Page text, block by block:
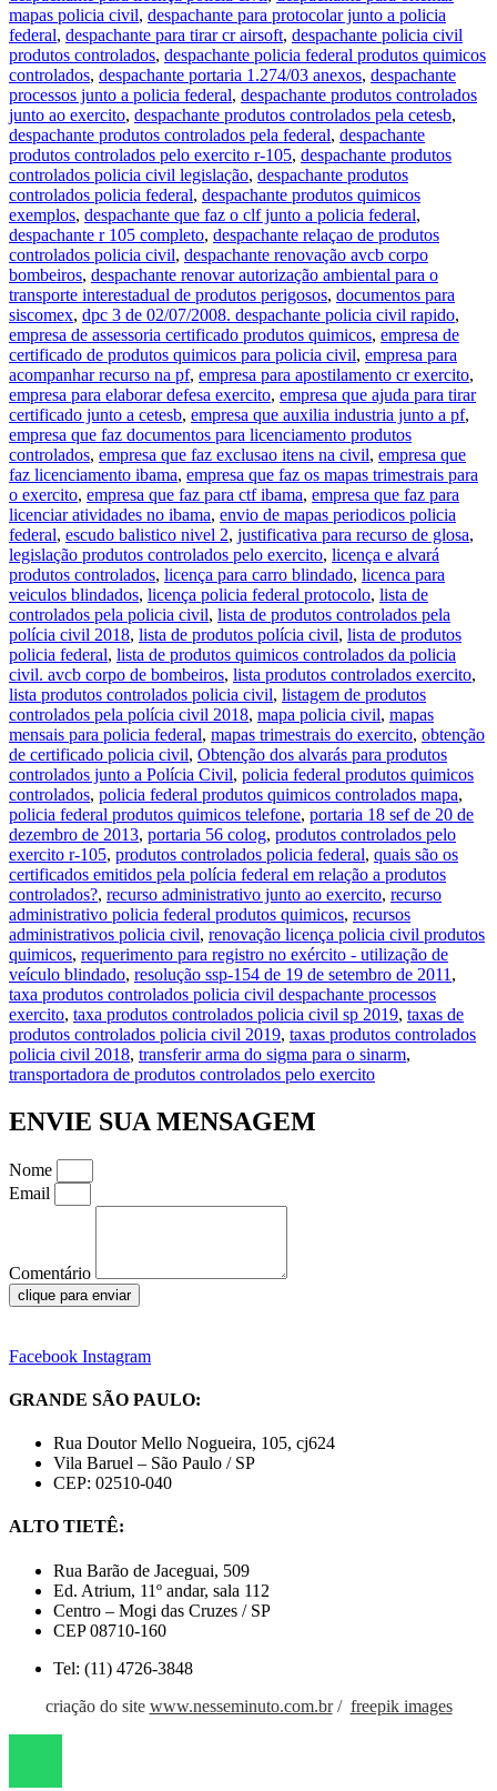
mapas policia civil, despachante para protocolar junto a policia
federal, despachante para tirar cr airsoft, despachante policia civil
produtos controlados, despachante policia federal produtos quimicos
controlados, despachante portaria 1.274/03 anexos, despachante
processos junto a policia federal, despachante produtos controlados
junto ao exercito, despachante produtos controlados pela cetesb,
despachante produtos controlados pela federal, despachante
produtos controlados pelo exercito r-105, despachante produtos
controlados policia civil legislação, despachante produtos
controlados policia federal, despachante produtos quimicos
exemplos, despachante que faz o clf junto a policia federal,
despachante r 105 completo, despachante relaçao de produtos
controlados policia civil, despachante renovação avcb corpo
bombeiros, despachante renovar autorização ambiental para o
transporte interestadual de produtos perigosos, documentos para
siscomex, dpc 3 de 02/07/2008. despachante policia civil rapido,
empresa de assessoria certificado produtos quimicos, empresa de
certificado de produtos quimicos para policia civil, empresa para
acompanhar recurso na pf, empresa para apostilamento cr exercito,
empresa para elaborar defesa exercito, empresa que ajuda para tirar
certificado junto a cetesb, empresa que auxilia industria junto a pf,
empresa que faz documentos para licenciamento produtos
controlados, empresa que faz exclusao itens na civil, empresa que
faz licenciamento ibama, empresa que faz os mapas trimestrais para
o exercito, empresa que faz para ctf ibama, empresa que faz para
licenciar atividades no ibama, envio de mapas periodicos policia
federal, escudo balistico nivel 2, justificativa para recurso de glosa,
legislação produtos controlados pelo exercito, licença e alvará
produtos controlados, licença para carro blindado, licenca para
veiculos blindados, licença policia federal protocolo, lista de
controlados pela policia civil, lista de produtos controlados pela
polícia civil 2018, lista de produtos polícia civil, lista de produtos
policia federal, lista de produtos quimicos controlados da policia
civil. avcb corpo de bombeiros, lista produtos controlados exercito,
lista produtos controlados policia civil, listagem de produtos
controlados pela polícia civil 2018, mapa policia civil, mapas
mensais para policia federal, mapas trimestrais do exercito, obtenção
de certificado policia civil, Obtenção dos alvarás para produtos
controlados junto a Polícia Civil, policia federal produtos quimicos
controlados, policia federal produtos quimicos controlados mapa,
policia federal produtos quimicos telefone, portaria 18 sef de 20 de
dezembro de 2013, portaria 56 colog, produtos controlados pelo
exercito r-105, produtos controlados policia federal, quais são os
certificados emitidos pela polícia federal em relação a produtos
controlados?, recurso administrativo junto ao exercito, recurso
administrativo policia federal produtos quimicos, recursos
administrativos policia civil, renovação licença policia civil produtos
quimicos, requerimento para registro no exército - utilização de
veículo blindado, resolução ssp-154 de 19 de setembro de 2011 ,
taxa produtos controlados policia civil despachante processos
exercito, taxa produtos controlados policia civil sp 2019, taxas de
produtos controlados policia civil 2019, taxas produtos controlados
policia civil 2018, transferir arma do sigma para o sinarm,
transportadora de produtos controlados pelo exercito
ENVIE SUA MENSAGEM
Nome
Email
Comentário
clique para enviar
Facebook Instagram
GRANDE SÃO PAULO:
Rua Doutor Mello Nogueira, 105, cj624
Vila Baruel – São Paulo / SP
CEP: 02510-040
ALTO TIETÊ:
Rua Barão de Jaceguai, 509
Ed. Atrium, 11º andar, sala 112
Centro – Mogi das Cruzes / SP
CEP 08710-160
Tel: (11) 4726-3848
criação do site www.nesseminuto.com.br/ freepik images